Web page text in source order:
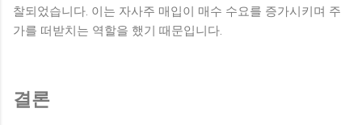
찰되었습니다. 이는 자사주 매입이 매수 수요를 증가시키며 주
가를 떠받치는 역할을 했기 때문입니다.
결론